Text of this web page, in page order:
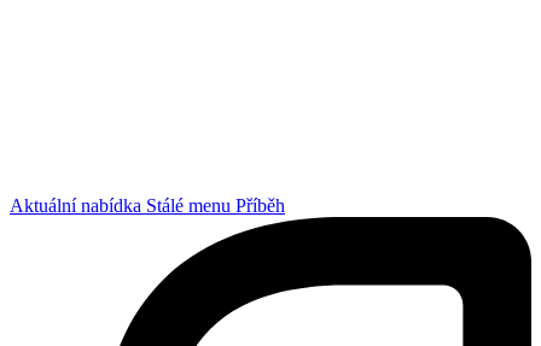
Aktuální nabídka Stálé menu Příběh